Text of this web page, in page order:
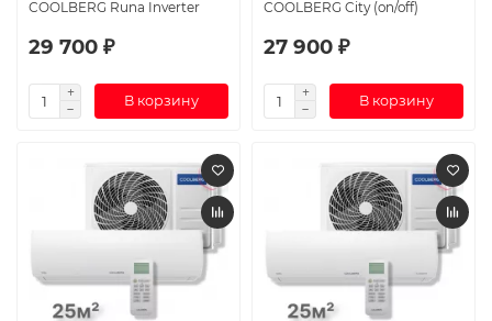
СOOLBERG Runa Inverter
29 700 ₽
В корзину
СOOLBERG City (on/off)
27 900 ₽
В корзину